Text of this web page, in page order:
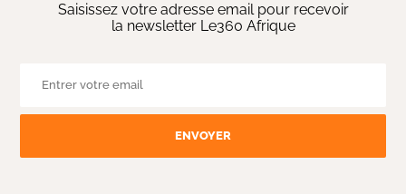
Saisissez votre adresse email pour recevoir
la newsletter Le360 Afrique
ENVOYER